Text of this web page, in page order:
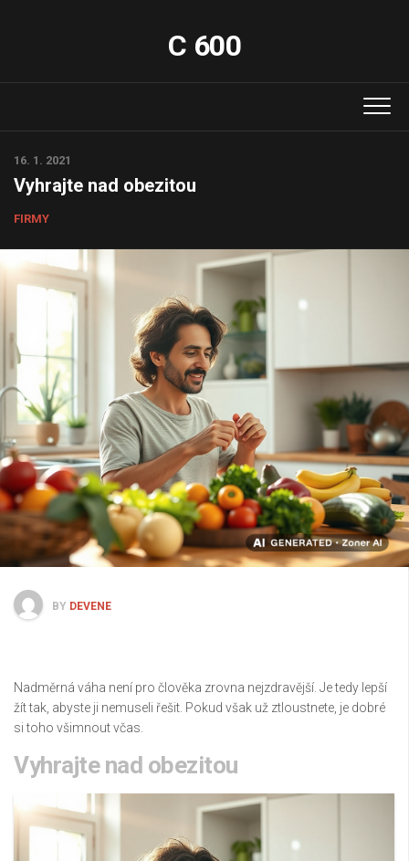
C 600
16. 1. 2021
Vyhrajte nad obezitou
FIRMY
BY DEVENE
Nadměrná váha není pro člověka zrovna nejzdravější. Je tedy lepší
žít tak, abyste ji nemuseli řešit. Pokud však už ztloustnete, je dobré
si toho všimnout včas.
Vyhrajte nad obezitou